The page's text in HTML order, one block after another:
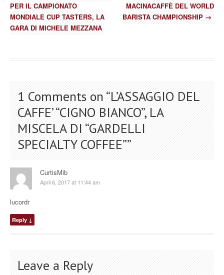
PER IL CAMPIONATO
MONDIALE CUP TASTERS, LA
GARA DI MICHELE MEZZANA
MACINACAFFÈ DEL WORLD
BARISTA CHAMPIONSHIP→
1 Comments on “L’ASSAGGIO DEL
CAFFE’ “CIGNO BIANCO”, LA
MISCELA DI “GARDELLI
SPECIALTY COFFEE””
CurtisMib
April 6, 2017 at 11:44 am
lucordr
Reply ↓
Leave a Reply